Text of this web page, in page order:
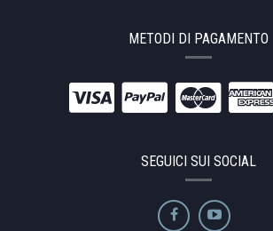
METODI DI PAGAMENTO
SEGUICI SUI SOCIAL